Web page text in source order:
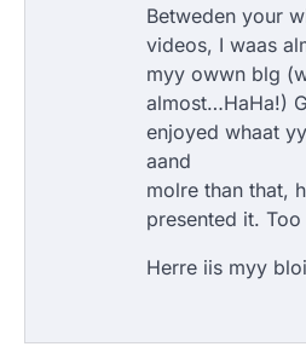
Betweden your
videos, I waas
myy owwn blg
almost…HaHa!)
enjoyed whaat
aand
molre than that,
presented it.
Herre iis myy